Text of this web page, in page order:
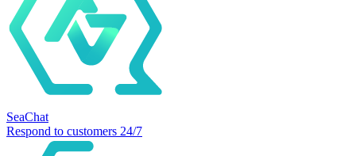
SeaChat
Respond to customers 24/7